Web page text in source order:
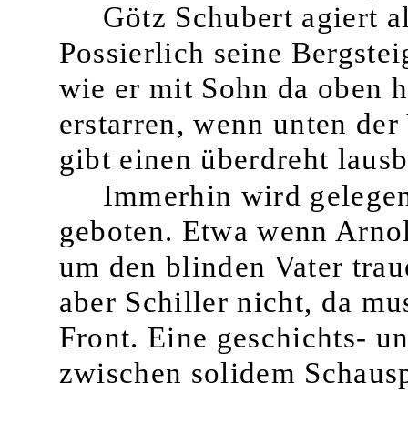
Götz Schubert agiert
Possierlich seine
wie er mit Sohn da oben
erstarren, wenn unten
gibt einen überdreht
Immerhin wird
geboten. Etwa wenn
um den blinden Vater
aber Schiller nicht, da
Front. Eine geschichts-
zwischen solidem